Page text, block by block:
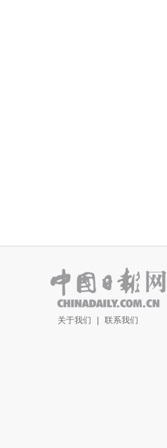
关于我们 | 联系我们